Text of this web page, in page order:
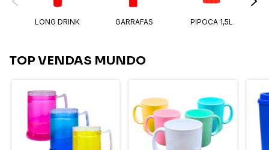
LONG DRINK GARRAFAS PIPOCA 1,5L
TOP VENDAS MUNDO